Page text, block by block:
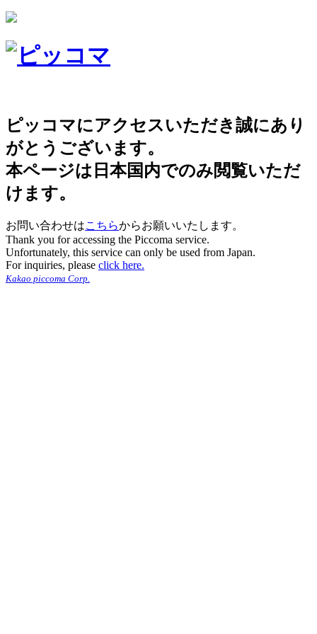
ピッコマにアクセスいただき誠にあり
がとうございます。
本ページは日本国内でのみ閲覧いただ
けます。
お問い合わせはこちらからお願いいたします。
Thank you for accessing the Piccoma service.
Unfortunately, this service can only be used from Japan.
For inquiries, please click here.
Kakao piccoma Corp.